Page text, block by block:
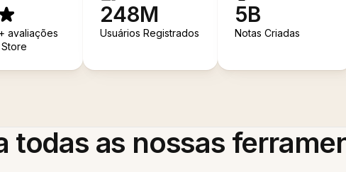
avaliações
248M
Usuários Registrados
5B
Notas Criadas
todas as nossas